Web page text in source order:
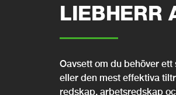
LIEBHERR
Oavsett om du behöver
eller den mest effektiva
redskap, arbetsredskap